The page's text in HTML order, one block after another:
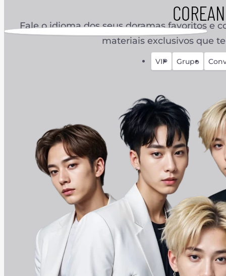
Fale o idioma dos seus doramas favoritos e
materiais exclusivos que
VIP Grupo